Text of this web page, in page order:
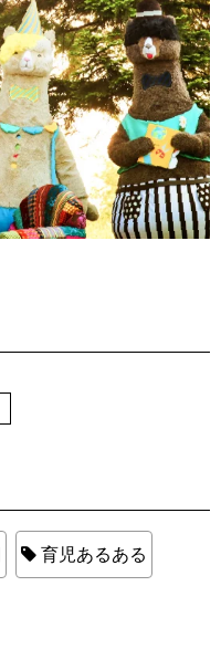
育児あるある